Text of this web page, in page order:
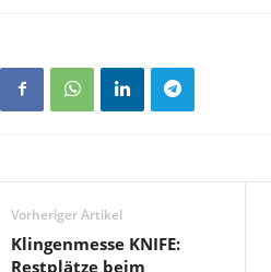
Vorheriger Artikel
Klingenmesse KNIFE:
Restplätze beim